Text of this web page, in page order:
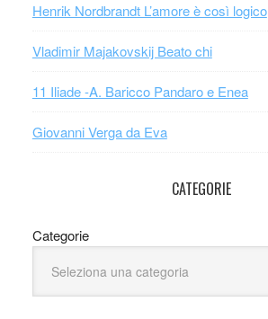
Henrik Nordbrandt L’amore è così logico
Vladimir Majakovskij Beato chi
11 Iliade -A. Baricco Pandaro e Enea
Giovanni Verga da Eva
CATEGORIE
Categorie